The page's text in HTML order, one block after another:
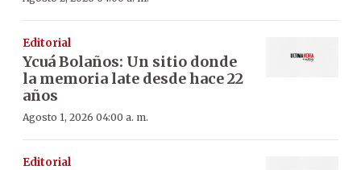
Editorial
Ycuá Bolaños: Un sitio donde
la memoria late desde hace 22
años
Agosto 1, 2026 04:00 a. m.
Editorial